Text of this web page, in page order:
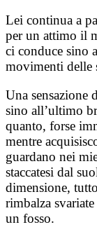
Lei continua a
per un attimo il
ci conduce sino
movimenti delle
Una sensazione
sino all’ultimo
quanto, forse
mentre
guardano nei
staccatesi dal
dimensione,
rimbalza
un fosso.